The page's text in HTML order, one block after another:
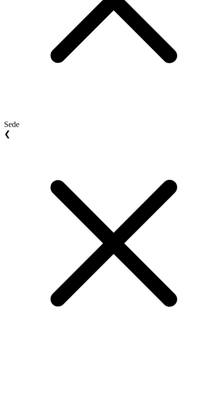
Sede
❮